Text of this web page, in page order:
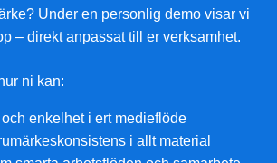
Under en personlig demo visar vi
– direkt anpassat till er verksamhet.
ni kan:
enkelhet i ert medieflöde
i allt material